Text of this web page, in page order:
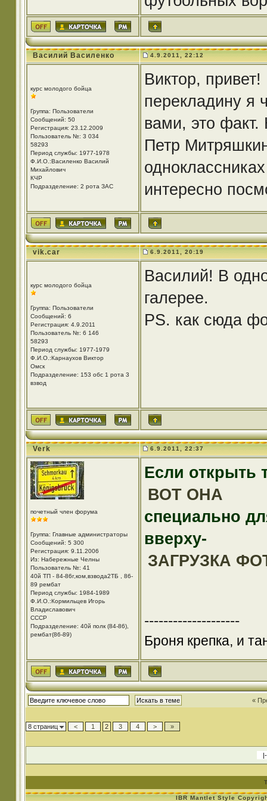
Василий Василенко 4.9.2011, 22:12
курс молодого бойца
Группа: Пользователи
Сообщений: 50
Регистрация: 23.12.2009
Пользователь №: 3 034
58293
Период службы: 1977-1978
Ф.И.О.:Василенко Василий
Михайлович
КЧР
Подразделение: 2 рота ЗАС
Виктор,
перекладину я
вами, это факт.
Петр
интересно
vik.car 6.9.2011, 20:19
курс молодого бойца
Группа: Пользователи
Сообщений: 6
Регистрация: 4.9.2011
Пользователь №: 6 146
58293
Период службы: 1977-1979
Ф.И.О.:Карнаухов Виктор
Омск
Подразделение: 153 обс 1 рота 3
взвод
Василий! В
галерее.
PS. как сюда
Verk 6.9.2011, 22:37
почетный член форума
Группа: Главные администраторы
Сообщений: 5 300
Регистрация: 9.11.2006
Из: Набережные Челны
Пользователь №: 41
40й ТП - 84-86г,ком,взвода2ТБ , 86-
89 рембат
Период службы: 1984-1989
Ф.И.О.:Кормильцев Игорь
Владиславович
СССР
Подразделение: 40й полк (84-86),
рембат(86-89)
Если открыть
ВОТ ОНА
специально
вверху-
ЗАГРУЗКА
--------------------
Броня крепка, и
«
8 страниц < 1 2 3 4 > »
IBR Mantlet Style